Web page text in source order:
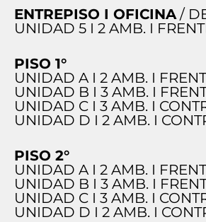
ENTREPISO I OFICINA/
UNIDAD 5 I 2 AMB. I
PISO 1°
UNIDAD A I 2 AMB. I
UNIDAD B I 3 AMB. I
UNIDAD C I 3 AMB. I
UNIDAD D I 2 AMB. I
PISO 2°
UNIDAD A I 2 AMB. I
UNIDAD B I 3 AMB. I
UNIDAD C I 3 AMB. I
UNIDAD D I 2 AMB. I